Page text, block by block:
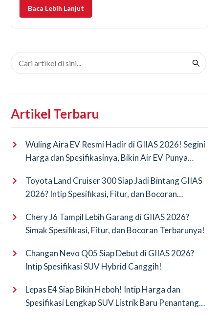
bekas Otospector. Dengan inspeksi yang mendetail
dan dilakukan oleh inspektor
Baca Lebih Lanjut
Artikel Terbaru
Wuling Aira EV Resmi Hadir di GIIAS 2026! Segini
Harga dan Spesifikasinya, Bikin Air EV Punya
Toyota Land Cruiser 300 Siap Jadi Bintang GIIAS
2026? Intip Spesifikasi, Fitur, dan Bocoran
Chery J6 Tampil Lebih Garang di GIIAS 2026?
Simak Spesifikasi, Fitur, dan Bocoran Terbarunya!
Changan Nevo Q05 Siap Debut di GIIAS 2026?
Intip Spesifikasi SUV Hybrid Canggih!
Lepas E4 Siap Bikin Heboh! Intip Harga dan
Spesifikasi Lengkap SUV Listrik Baru Penantang